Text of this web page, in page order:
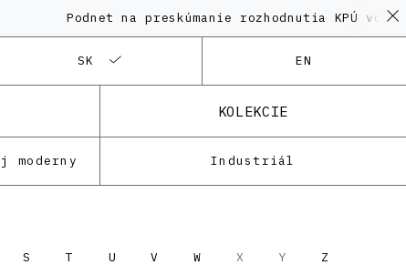
Podnet na preskúmanie rozhodnutia KPÚ vo
SK EN
KOLEKCIE
moderny Industriál
S T U V W X Y Z